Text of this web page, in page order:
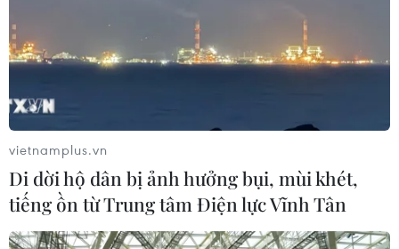
Giá dầu mỏ trên thị trường thế giới quay
đầu tăng trở lại
31/12/2022 04:07
Tại thị trường New York, giá dầu thô ngọt nhẹ của Mỹ
(WTI) giao tháng Hai tăng 1,86 USD, tương đương 2,4%,
chốt phiên ở mức 80,26 USD/thùng.
vietnamplus.vn
Di dời hộ dân bị ảnh hưởng bụi, mùi khét,
tiếng ồn từ Trung tâm Điện lực Vĩnh Tân